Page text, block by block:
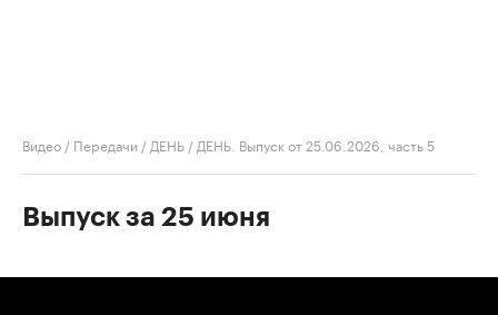
Видео / Передачи / ДЕНЬ / ДЕНЬ. Выпуск от 25.06.2026, часть 5
Выпуск за 25 июня